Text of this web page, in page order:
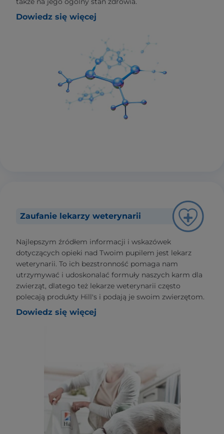
Dowiedz się więcej
Zaufanie lekarzy weterynarii
Najlepszym źródłem informacji i wskazówek
dotyczących opieki nad Twoim pupilem jest lekarz
weterynarii. To ich bezstronność pomaga nam
utrzymywać i udoskonalać formuły naszych karm dla
zwierząt, dlatego też lekarze weterynarii często
polecają produkty Hill's i podają je swoim zwierzętom.
Dowiedz się więcej